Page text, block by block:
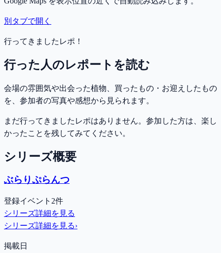
別タブで開く
行ってきましたレポ！
行った人のレポートを読む
会場の雰囲気や出会った植物、買ったもの・お迎えしたもの
を、参加者の写真や感想から見られます。
まだ行ってきましたレポはありません。参加した方は、楽し
かったことを残してみてください。
シリーズ概要
ぶらりぷらんつ
登録イベント2件
シリーズ詳細を見る
シリーズ詳細を見る›
掲載日